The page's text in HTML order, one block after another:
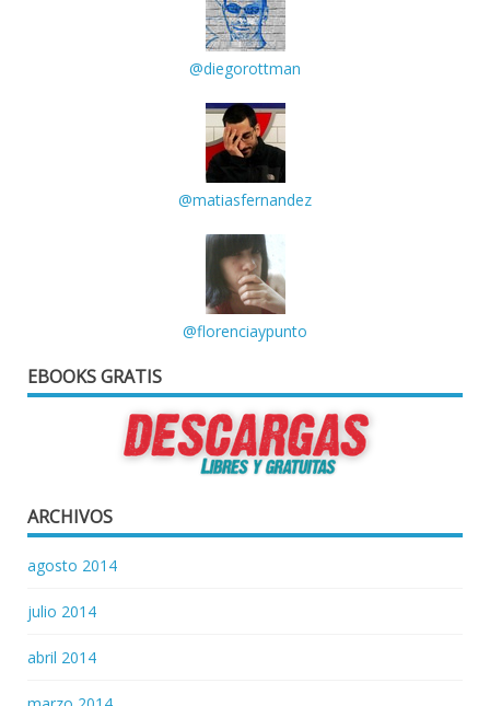
@diegorottman
@matiasfernandez
@florenciaypunto
EBOOKS GRATIS
ARCHIVOS
agosto 2014
julio 2014
abril 2014